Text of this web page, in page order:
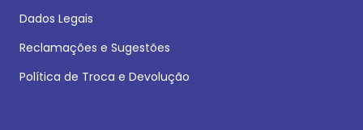
Dados Legais
Reclamações e Sugestões
Política de Troca e Devolução